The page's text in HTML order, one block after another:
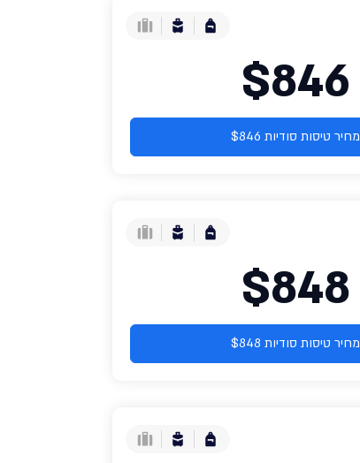
$846
מחיר טיסות סודיות $846
$848
מחיר טיסות סודיות $848